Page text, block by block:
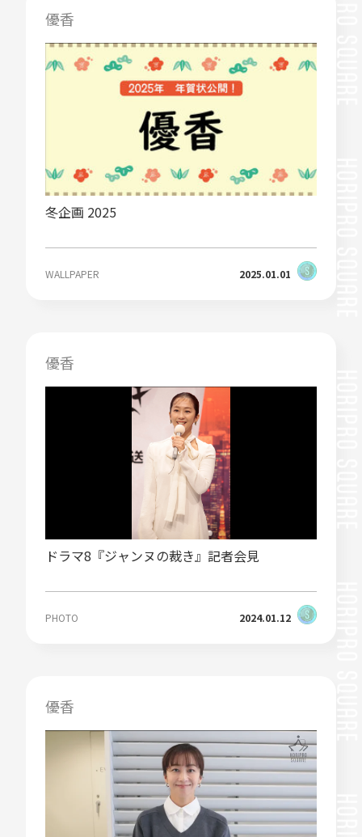
優香
冬企画 2025
WALLPAPER 2025.01.01
優香
ドラマ8『ジャンヌの裁き』記者会見
PHOTO 2024.01.12
優香